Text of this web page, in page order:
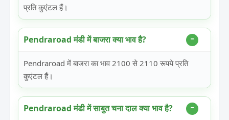
प्रति कुएंटल हैं।
Pendraroad मंडी में बाजरा क्या भाव है?
Pendraroad में बाजरा का भाव 2100 से 2110 रूपये प्रति
कुएंटल हैं।
Pendraroad मंडी में साबुत चना दाल क्या भाव है?